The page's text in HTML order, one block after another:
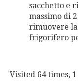
sacchetto e
massimo di
rimuovere
frigorifero
Visited 64 times,